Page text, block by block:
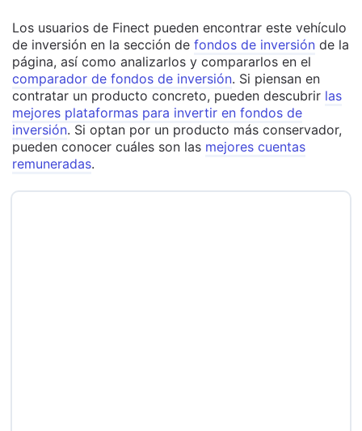
Los usuarios de Finect pueden encontrar este vehículo
de inversión en la sección de fondos de inversión de la
página, así como analizarlos y compararlos en el
comparador de fondos de inversión. Si piensan en
contratar un producto concreto, pueden descubrir las
mejores plataformas para invertir en fondos de
inversión. Si optan por un producto más conservador,
pueden conocer cuáles son las mejores cuentas
remuneradas.